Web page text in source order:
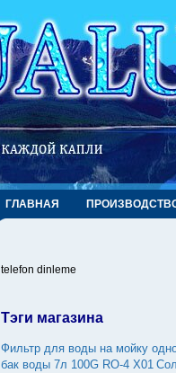
ГЛАВНАЯ
telefon dinleme
Тэги магазина
Фильтр для воды на мойку
бак воды 7л 100G RO-4 X01